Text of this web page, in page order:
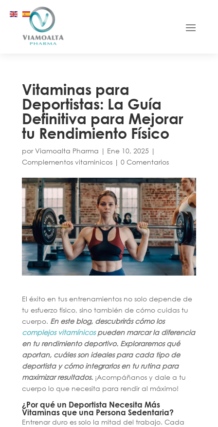
Vitaminas para
Deportistas: La Guía
Definitiva para Mejorar
tu Rendimiento Físico
porViamoalta Pharma | Ene 10, 2025 |
Complementos vitaminicos| 0 Comentarios
El éxito en tus entrenamientos no solo depende de
tu esfuerzo físico, sino también de cómo cuidas tu
cuerpo. En este blog, descubrirás cómo los
complejos vitamínicospueden marcar la diferencia
en tu rendimiento deportivo. Exploraremos qué
aportan, cuáles son ideales para cada tipo de
deportista y cómo integrarlos en tu rutina para
maximizar resultados.¡Acompáñanos y dale a tu
cuerpo lo que necesita para rendir al máximo!
¿Por qué un Deportista Necesita Más
Vitaminas que una Persona Sedentaria?
Entrenar duro es solo la mitad del trabajo. Cada